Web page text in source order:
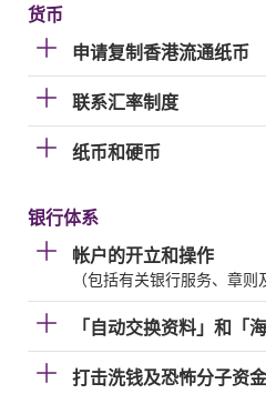
货币
申请复制香港流通纸币
联系汇率制度
纸币和硬币
银行体系
帐户的开立和操作
（包括有关银行服务、章则
「自动交换资料」和「
打击洗钱及恐怖分子资